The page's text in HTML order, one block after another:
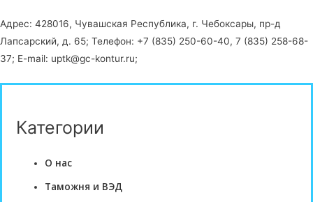
Адрес: 428016, Чувашская Республика, г. Чебоксары, пр-д
Лапсарский, д. 65; Телефон: +7 (835) 250-60-40, 7 (835) 258-68-
37; E-mail: uptk@gc-kontur.ru;
Категории
О нас
Таможня и ВЭД